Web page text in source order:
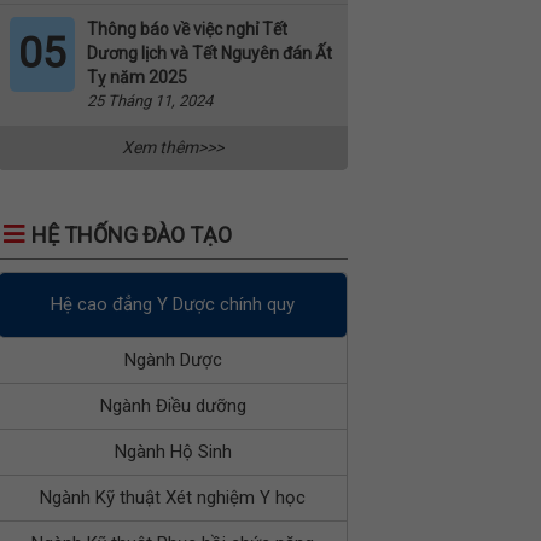
05
Thông báo về việc nghỉ Tết
Dương lịch và Tết Nguyên đán Ất
Tỵ năm 2025
25 Tháng 11, 2024
Xem thêm>>>
HỆ THỐNG ĐÀO TẠO
Hệ cao đẳng Y Dược chính quy
Ngành Dược
Ngành Điều dưỡng
Ngành Hộ Sinh
Ngành Kỹ thuật Xét nghiệm Y học